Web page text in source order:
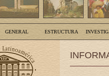
GENERAL ESTRUCTURA